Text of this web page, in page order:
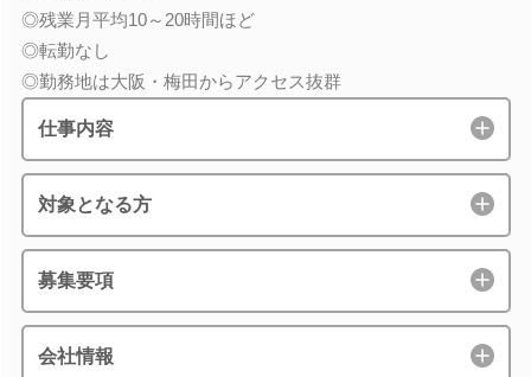
◎残業月平均10～20時間ほど
◎転勤なし
◎勤務地は大阪・梅田からアクセス抜群
仕事内容
対象となる方
募集要項
会社情報